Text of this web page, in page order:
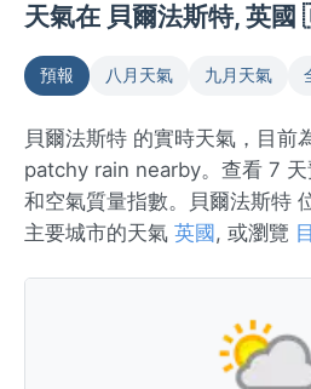
天氣在 貝爾法斯特, 英
預報 八月天氣 九月天氣
貝爾法斯特 的實時天氣，目前
patchy rain nearby。查看 7
和空氣質量指數。貝爾法斯特
主要城市的天氣 英國 , 或瀏覽